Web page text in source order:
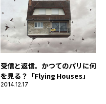
受信と返信。かつてのパリに何
を見る？「Flying Houses」
2014.12.17